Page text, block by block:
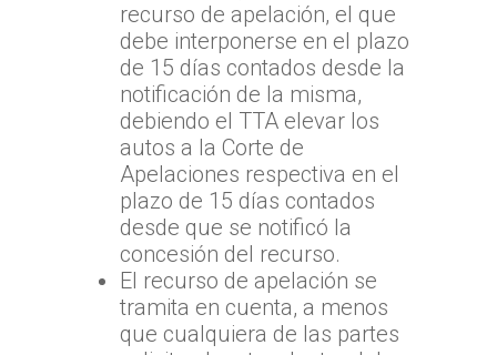
recurso de apelación, el que
debe interponerse en el plazo
de 15 días contados desde la
notificación de la misma,
debiendo el TTA elevar los
autos a la Corte de
Apelaciones respectiva en el
plazo de 15 días contados
desde que se notificó la
concesión del recurso.
El recurso de apelación se
tramita en cuenta, a menos
que cualquiera de las partes